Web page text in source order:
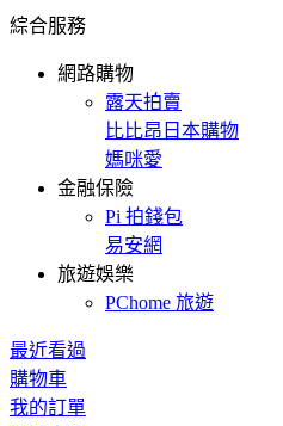
綜合服務
網路購物
露天拍賣
比比昂日本購物
媽咪愛
金融保險
Pi 拍錢包
易安網
旅遊娛樂
PChome 旅遊
最近看過
購物車
我的訂單